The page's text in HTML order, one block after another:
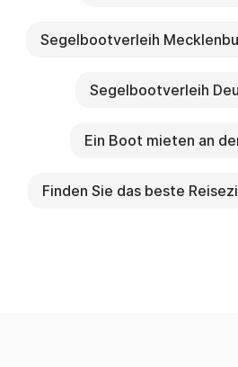
Segelbootverleih
Segelbootverleih
Ein Boot mieten an
Finden Sie das beste